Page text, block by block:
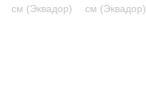
см (Эквадор)
см (Эквадор)